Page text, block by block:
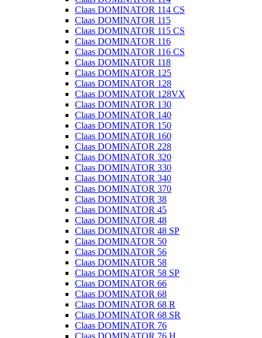
Claas DOMINATOR 114 CS
Claas DOMINATOR 115
Claas DOMINATOR 115 CS
Claas DOMINATOR 116
Claas DOMINATOR 116 CS
Claas DOMINATOR 118
Claas DOMINATOR 125
Claas DOMINATOR 128
Claas DOMINATOR 128VX
Claas DOMINATOR 130
Claas DOMINATOR 140
Claas DOMINATOR 150
Claas DOMINATOR 160
Claas DOMINATOR 228
Claas DOMINATOR 320
Claas DOMINATOR 330
Claas DOMINATOR 340
Claas DOMINATOR 370
Claas DOMINATOR 38
Claas DOMINATOR 45
Claas DOMINATOR 48
Claas DOMINATOR 48 SP
Claas DOMINATOR 50
Claas DOMINATOR 56
Claas DOMINATOR 58
Claas DOMINATOR 58 SP
Claas DOMINATOR 66
Claas DOMINATOR 68
Claas DOMINATOR 68 R
Claas DOMINATOR 68 SR
Claas DOMINATOR 76
Claas DOMINATOR 76 H